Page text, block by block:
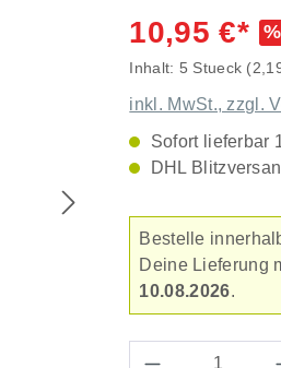
10,95 €* %
Inhalt: 5 Stueck
inkl. MwSt., zzgl.
Sofort lieferbar
DHL
Bestelle
Deine Lieferung
10.08.2026.
Produkt